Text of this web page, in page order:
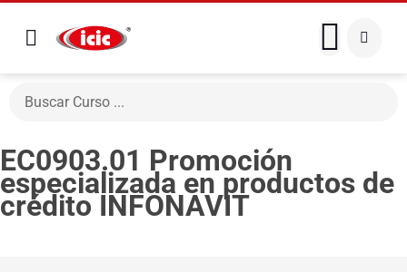
EC0903.01 Promoción
especializada en productos de
crédito INFONAVIT